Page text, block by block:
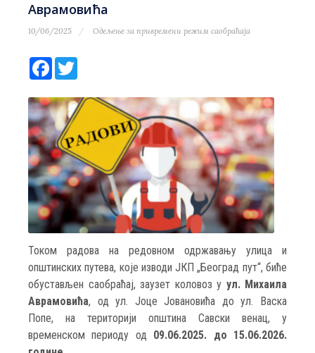
Аврамовића
10/06/2025 Одељење за привремени режим саобраћаја
Facebook
Током радова на редовном одржавању улица и
општинских путева, које изводи ЈКП „Београд пут“, биће
обустављен саобраћај, заузет коловоз у ул. Михаила
Аврамовића, од ул. Јоце Јовановића до ул. Васка
Попе, на територији општина Савски венац, у
временском периоду од 09.06.2025. до 15.06.2026.